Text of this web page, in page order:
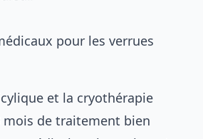
pour les verrues
et la cryothérapie
mois de traitement bien